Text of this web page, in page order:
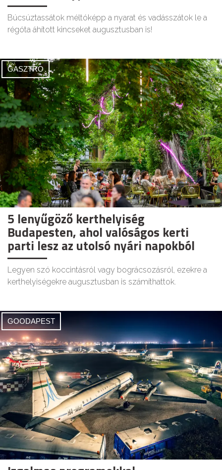
Búcsúztassátok méltóképp a nyarat és vadásszátok le a
régóta áhított kincseket augusztusban is!
GASZTRO
5 lenyűgöző kerthelyiség
Budapesten, ahol valóságos kerti
parti lesz az utolsó nyári napokból
Legyen szó koccintásról vagy bográcsozásról, ezekre a
kerthelyiségekre augusztusban is számíthattok.
GOODAPEST